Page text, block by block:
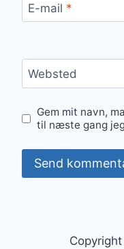
E-mail *
Websted
Gem mit navn,
til næste gang